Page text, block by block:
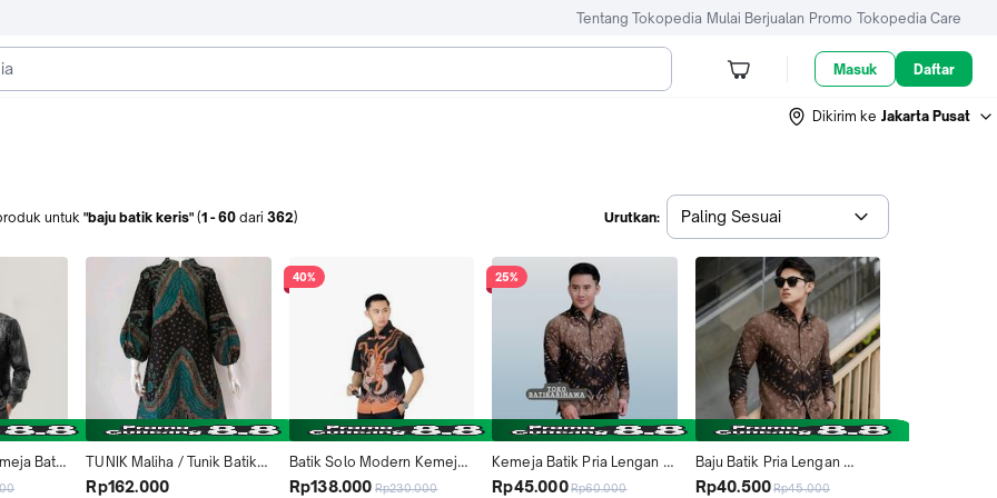
Tentang Tokopedia Mulai Berjualan Promo Tokopedia Care
Masuk Daftar
Dikirim ke Jakarta Pusat
untuk "baju batik keris" (1 -60 dari 362) Urutkan: Paling Sesuai
Batik
Batik
TUNIK Maliha / Tunik Batik
Full Trikot / Dress batik
Rp162.000
40%
Batik Solo Modern Kemeja
Pria Lengan Pendek Slimfit
Rp138.000 Rp230.000
25%
Kemeja Batik Pria Lengan
Panjang Motif KERIS
Rp45.000Rp60.000
Baju Batik Pria Lengan
Panjang Premium Kemeja
Rp40.500Rp45.000